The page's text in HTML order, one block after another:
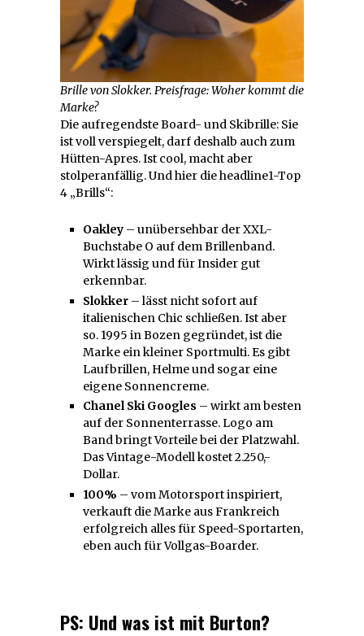
Brille von Slokker. Preisfrage: Woher kommt die
Marke?
Die aufregendste Board- und Skibrille: Sie
ist voll verspiegelt, darf deshalb auch zum
Hütten-Apres. Ist cool, macht aber
stolperanfällig. Und hier die headline1-Top
4 „Brills“:
Oakley – unübersehbar der XXL-
Buchstabe O auf dem Brillenband.
Wirkt lässig und für Insider gut
erkennbar.
Slokker – lässt nicht sofort auf
italienischen Chic schließen. Ist aber
so. 1995 in Bozen gegründet, ist die
Marke ein kleiner Sportmulti. Es gibt
Laufbrillen, Helme und sogar eine
eigene Sonnencreme.
Chanel Ski Googles – wirkt am besten
auf der Sonnenterrasse. Logo am
Band bringt Vorteile bei der Platzwahl.
Das Vintage-Modell kostet 2.250,-
Dollar.
100% – vom Motorsport inspiriert,
verkauft die Marke aus Frankreich
erfolgreich alles für Speed-Sportarten,
eben auch für Vollgas-Boarder.
PS: Und was ist mit Burton?